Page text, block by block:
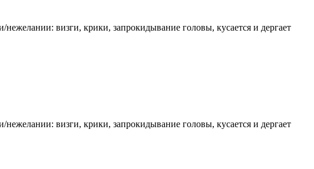
визги, крики, запрокидывание головы, кусается и дергает
визги, крики, запрокидывание головы, кусается и дергает